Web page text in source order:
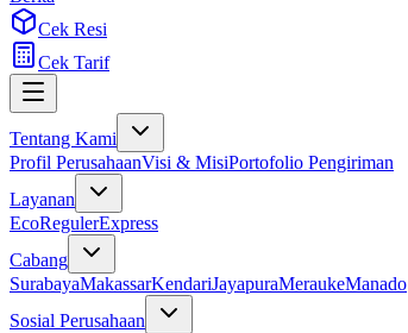
Cek Resi
Cek Tarif
Tentang Kami
Profil PerusahaanVisi & MisiPortofolio Pengiriman
Layanan
EcoRegulerExpress
Cabang
SurabayaMakassarKendariJayapuraMeraukeManado
Sosial Perusahaan